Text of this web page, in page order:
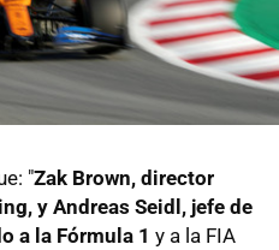
"Zak Brown, director
y Andreas Seidl, jefe de
a la Fórmula 1 y a la FIA